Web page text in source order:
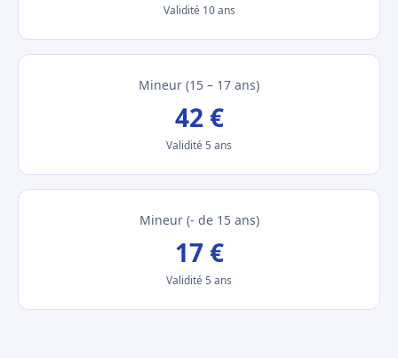
Validité 10 ans
Mineur (15 – 17 ans)
42 €
Validité 5 ans
Mineur (- de 15 ans)
17 €
Validité 5 ans